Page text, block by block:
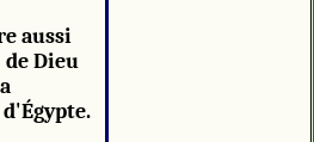
aussi
Dieu